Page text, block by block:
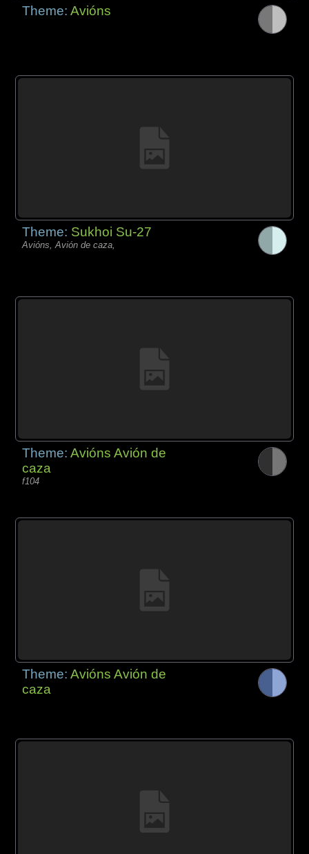
Theme:Avións
Theme: Sukhoi Su-27
Avións, Avión de caza,
Theme:Avións Avión de
caza
f104
Theme:Avións Avión de
caza